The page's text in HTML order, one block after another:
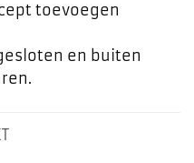
toevoegen
en buiten